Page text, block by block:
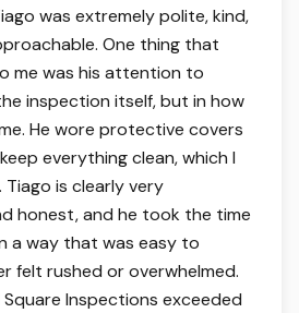
was extremely polite, kind,
One thing that
me was his attention to
inspection itself, but in how
He wore protective covers
everything clean, which I
is clearly very
honest, and he took the time
a way that was easy to
felt rushed or overwhelmed.
Square Inspections exceeded